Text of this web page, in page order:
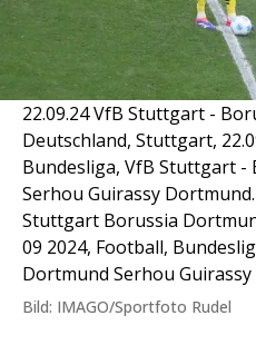
22.09.24 VfB Stuttgart -
Deutschland, Stuttgart,
Bundesliga, VfB Stuttgart -
Serhou Guirassy
Stuttgart Borussia
09 2024, Football,
Dortmund Serhou
Bild: IMAGO/Sportfoto Rudel